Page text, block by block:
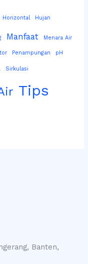
Horizontal Hujan
Manfaat Menara Air
Penampungan pH
Sirkulasi
Tips
Banten,